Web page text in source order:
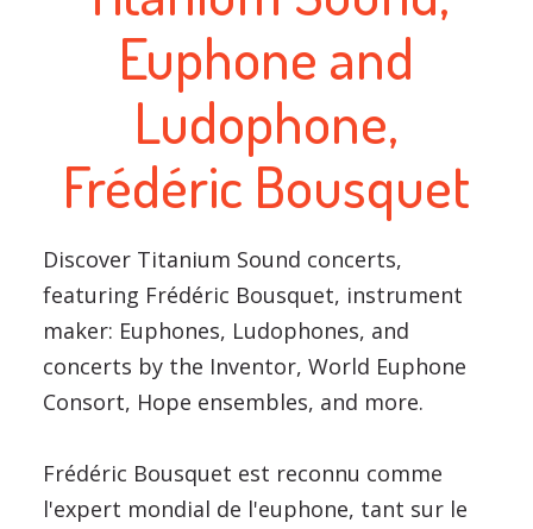
Euphone and
Ludophone,
Frédéric Bousquet
Discover Titanium Sound concerts,
featuring Frédéric Bousquet, instrument
maker: Euphones, Ludophones, and
concerts by the Inventor, World Euphone
Consort, Hope ensembles, and more.
Frédéric Bousquet est reconnu comme
l'expert mondial de l'euphone, tant sur le